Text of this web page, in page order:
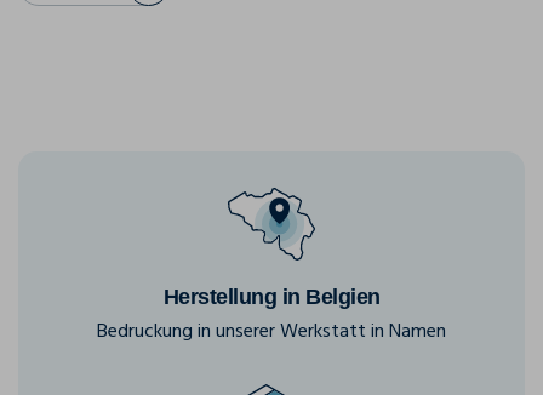
Herstellung in Belgien
Bedruckung in unserer Werkstatt in Namen